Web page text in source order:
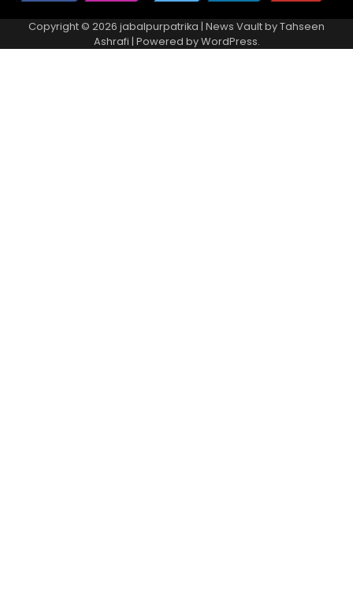
Copyright © 2026 jabalpurpatrika | News Vault byTahseen
Ashrafi | Powered byWordPress.